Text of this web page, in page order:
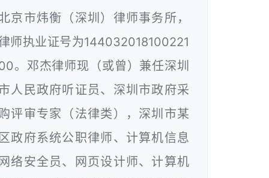
京市炜衡（深圳）律师事务所，
师执业证号为144032018100221
。邓杰律师现（或曾）兼任深圳
人民政府听证员、深圳市政府采
评审专家（法律类），深圳市某
政府系统公职律师、计算机信息
络安全员、网页设计师、计算机